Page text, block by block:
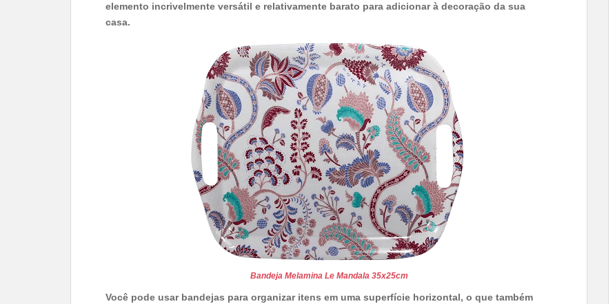
elemento incrivelmente versátil e relativamente barato para adicionar à decoração da sua
casa.
Bandeja Melamina Le Mandala 35x25cm
Você pode usar bandejas para organizar itens em uma superfície horizontal, o que também